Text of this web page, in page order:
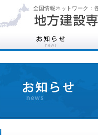
全国情報ネットワーク：